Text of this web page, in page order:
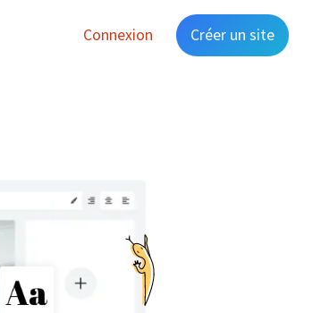
Connexion Créer un site